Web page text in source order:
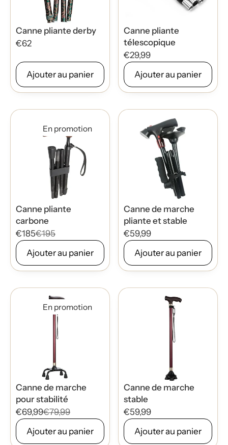
Canne pliante derby
€62
Ajouter au panier
Canne pliante
télescopique
€29,99
Ajouter au panier
En promotion
Canne pliante
carbone
€185€195
Ajouter au panier
Canne de marche
pliante et stable
€59,99
Ajouter au panier
En promotion
Canne de marche
pour stabilité
€69,99€79,99
Ajouter au panier
Canne de marche
stable
€59,99
Ajouter au panier